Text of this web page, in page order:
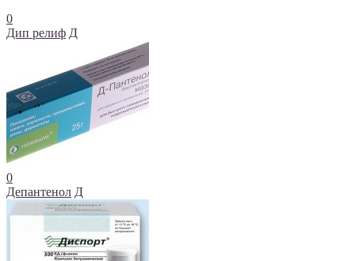
0
Дип релиф Д
0
Депантенол Д